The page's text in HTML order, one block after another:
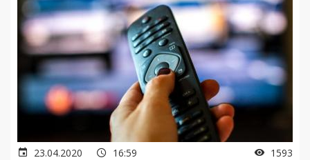
23.04.2020 16:59 1593